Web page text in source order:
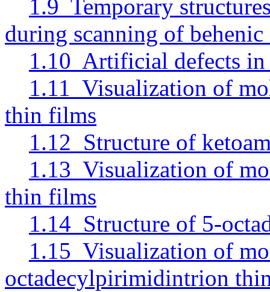
1.9 Temporary
during scanning of
1.10 Artificial defects
1.11 Visualization of
thin films
1.12 Structure of
1.13 Visualization of
thin films
1.14 Structure of 5-
1.15 Visualization of
octadecylpirimidintrion